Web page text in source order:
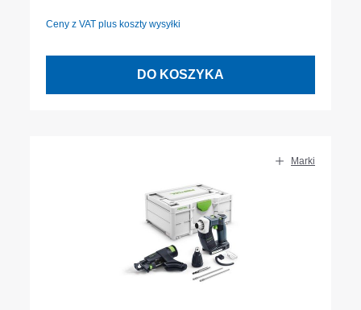
Ceny z VAT plus koszty wysyłki
DO KOSZYKA
Marki